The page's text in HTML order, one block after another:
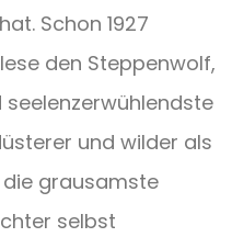
Schon 1927
den Steppenwolf,
und wilder als
die grausamste
selbst